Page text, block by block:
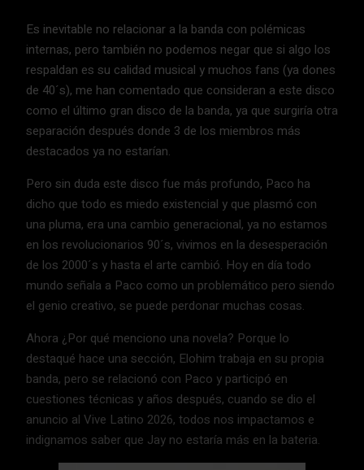
Es inevitable no relacionar a la banda con polémicas
internas, pero también no podemos negar que si algo los
respaldan es su calidad musical y muchos fans (ya dones
de 40´s), me han comentado que consideran a este disco
como el último gran disco de la banda, ya que surgiría otra
separación después donde 3 de los miembros más
destacados ya no estarían.
Pero sin duda este disco fue más profundo, Paco ha
dicho que todo es miedo existencial y que plasmó con
una pluma, era una cambio generacional, ya no estamos
en los revolucionarios 90´s, vivimos en la desesperación
de los 2000´s y hasta el arte cambió. Hoy en día todo
mundo señala a Paco como un problemático pero siendo
el genio creativo, se puede perdonar muchas cosas.
Ahora ¿Por qué menciono una novela? Porque lo
destaqué hace una sección, Elohim trabaja en su propia
banda, pero se relacionó con Paco y participó en
cuestiones técnicas y años después, cuando se dio el
anuncio al Vive Latino 2026, todos nos impactamos e
indignamos saber que Jay no estaría más en la bateria.